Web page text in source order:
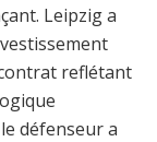
Leipzig a
reflétant
défenseur a